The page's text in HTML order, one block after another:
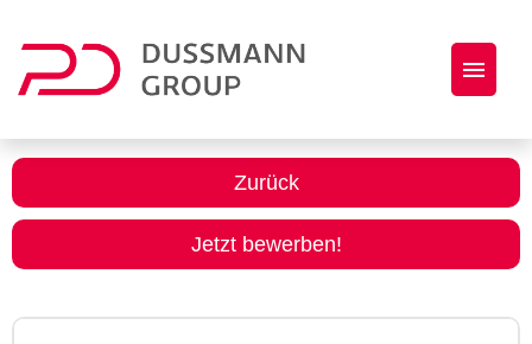
Jobs
Initiativbewerbung
Zurück
Jetzt bewerben!